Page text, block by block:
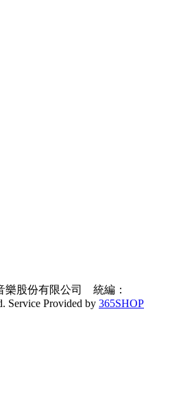
樂股份有限公司 統編：
Service Provided by 365SHOP